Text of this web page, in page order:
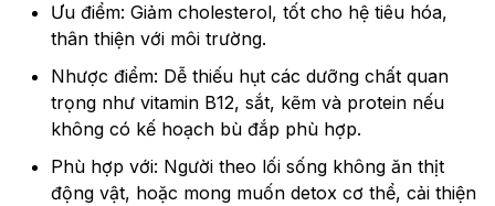
Ưu điểm: Giảm cholesterol, tốt cho hệ tiêu hóa,
thân thiện với môi trường.
Nhược điểm: Dễ thiếu hụt các dưỡng chất quan
trọng như vitamin B12, sắt, kẽm và protein nếu
không có kế hoạch bù đắp phù hợp.
Phù hợp với: Người theo lối sống không ăn thịt
động vật, hoặc mong muốn detox cơ thể, cải thiện